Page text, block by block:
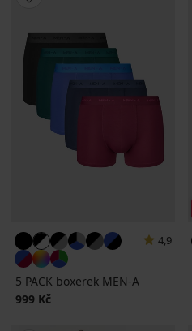
4,9
5 PACK boxerek MEN-A
999 Kč